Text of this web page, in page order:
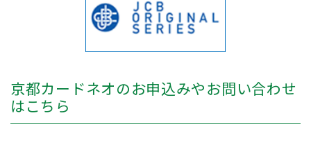
京都カードネオのお申込みやお問い合わせ
はこちら